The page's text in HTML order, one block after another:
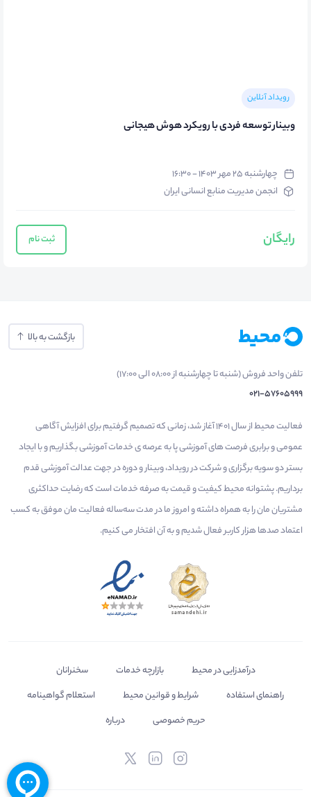
رویداد آنلاین
وبینار توسعه فردی با رویکرد هوش هیجانی
چهارشنبه ۲۵ مهر ۱۴۰۳ - ۱۶:۳۰
انجمن مدیریت منابع انسانی ایران
رایگان ثبت نام
بازگشت به بالا
تلفن واحد فروش (شنبه تا چهارشنبه از 08:00 الی 17:00)
021-57605999
فعالیت محیط از سال 1401 آغاز شد، زمانی که تصمیم گرفتیم برای افزایش آگاهی
عمومی و برابری فرصت های آموزشی پا به عرصه ی خدمات آموزشی بگذاریم و با ایجاد
بستر دو سویه برگزاری و شرکت در رویداد، وبینار و دوره در جهت عدالت آموزشی قدم
برداریم. پشتوانه محیط کیفیت و قیمت به صرفه خدمات است که رضایت حداکثری
مشتریان مان را به همراه داشته و امروز ما در مدت سه‌ساله فعالیت مان موفق به کسب
اعتماد صدها هزار کاربر فعال شدیم و به آن افتخار می‌ کنیم.
درآمدزایی در محیط بازارچه خدمات
سخنرانان
راهنمای استفاده
شرایط و قوانین محیط
استعلام گواهینامه
حریم خصوصی
درباره